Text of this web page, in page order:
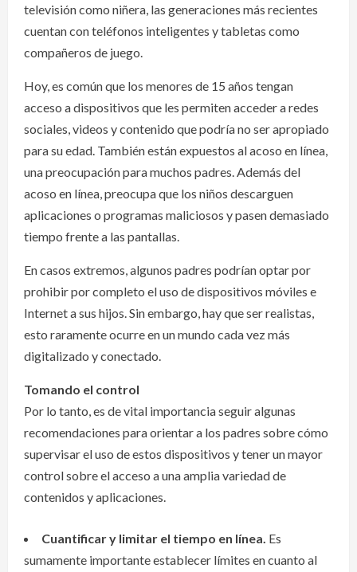
televisión como niñera, las generaciones más recientes
cuentan con teléfonos inteligentes y tabletas como
compañeros de juego.
Hoy, es común que los menores de 15 años tengan
acceso a dispositivos que les permiten acceder a redes
sociales, videos y contenido que podría no ser apropiado
para su edad. También están expuestos al acoso en línea,
una preocupación para muchos padres. Además del
acoso en línea, preocupa que los niños descarguen
aplicaciones o programas maliciosos y pasen demasiado
tiempo frente a las pantallas.
En casos extremos, algunos padres podrían optar por
prohibir por completo el uso de dispositivos móviles e
Internet a sus hijos. Sin embargo, hay que ser realistas,
esto raramente ocurre en un mundo cada vez más
digitalizado y conectado.
Tomando el control
Por lo tanto, es de vital importancia seguir algunas
recomendaciones para orientar a los padres sobre cómo
supervisar el uso de estos dispositivos y tener un mayor
control sobre el acceso a una amplia variedad de
contenidos y aplicaciones.
Cuantificar y limitar el tiempo en línea. Es
sumamente importante establecer límites en cuanto al